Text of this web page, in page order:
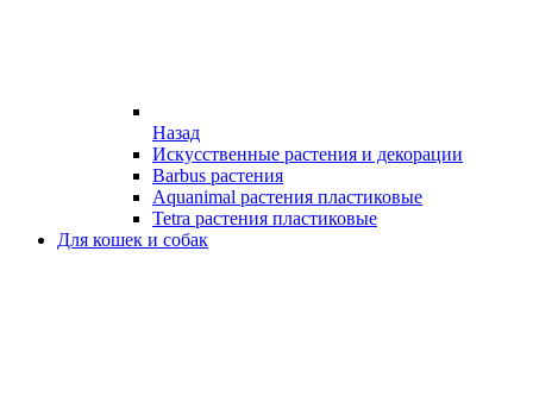
Назад
Искусственные растения и декорации
Barbus растения
Aquanimal растения пластиковые
Tetra растения пластиковые
Для кошек и собак